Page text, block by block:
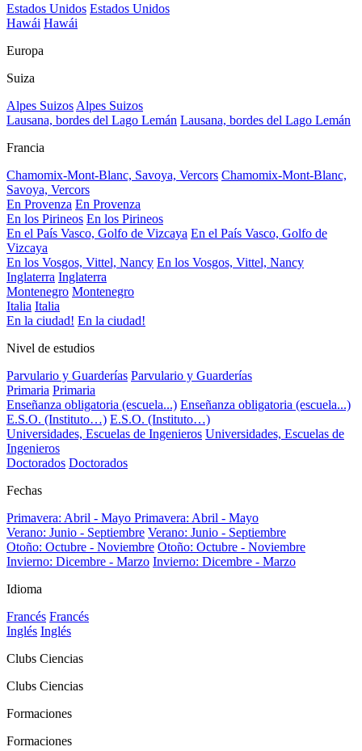
Estados Unidos Estados Unidos
Hawái Hawái
Europa
Suiza
Alpes Suizos Alpes Suizos
Lausana, bordes del Lago Lemán Lausana, bordes del Lago Lemán
Francia
Chamomix-Mont-Blanc, Savoya, Vercors Chamomix-Mont-Blanc,
Savoya, Vercors
En Provenza En Provenza
En los Pirineos En los Pirineos
En el País Vasco, Golfo de Vizcaya En el País Vasco, Golfo de
Vizcaya
En los Vosgos, Vittel, Nancy En los Vosgos, Vittel, Nancy
Inglaterra Inglaterra
Montenegro Montenegro
Italia Italia
En la ciudad! En la ciudad!
Nivel de estudios
Parvulario y Guarderías Parvulario y Guarderías
Primaria Primaria
Enseñanza obligatoria (escuela...) Enseñanza obligatoria (escuela...)
E.S.O. (Instituto…) E.S.O. (Instituto…)
Universidades, Escuelas de Ingenieros Universidades, Escuelas de
Ingenieros
Doctorados Doctorados
Fechas
Primavera: Abril - Mayo Primavera: Abril - Mayo
Verano: Junio - Septiembre Verano: Junio - Septiembre
Otoño: Octubre - Noviembre Otoño: Octubre - Noviembre
Invierno: Dicembre - Marzo Invierno: Dicembre - Marzo
Idioma
Francés Francés
Inglés Inglés
Clubs Ciencias
Clubs Ciencias
Formaciones
Formaciones